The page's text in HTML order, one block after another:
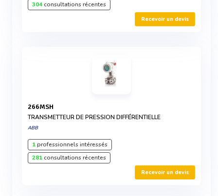
304consultations récentes
Recevoir un devis
266MSH
TRANSMETTEUR DE PRESSION DIFFÉRENTIELLE
ABB
1professionnels intéressés
281consultations récentes
Recevoir un devis